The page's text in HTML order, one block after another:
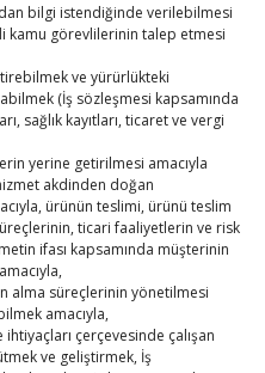
bilgi istendiğinde verilebilmesi
kamu görevlilerinin talep etmesi
ve yürürlükteki
(İş sözleşmesi kapsamında
sağlık kayıtları, ticaret ve vergi
yerine getirilmesi amacıyla
akdinden doğan
ürünün teslimi, ürünü teslim
ticari faaliyetlerin ve risk
ifası kapsamında müşterinin
alma süreçlerinin yönetilmesi
amacıyla,
çerçevesinde çalışan
ve geliştirmek, İş
ziyaret etti
C C
P
1
2
7 8
9
14 15
16